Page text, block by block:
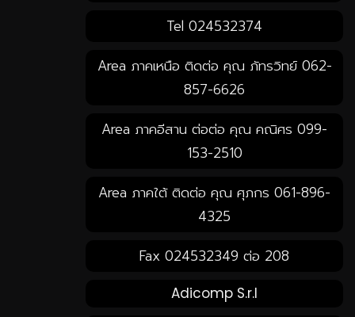
Tel 024532374
Area ภาคเหนือ ติดต่อ คุณ ภัทรวิทย์ 062-
857-6626
Area ภาคอีสาน ต่อต่อ คุณ คณิศร 099-
153-2510
Area ภาคใต้ ติดต่อ คุณ ศุภกร 061-896-
4325
Fax 024532349 ต่อ 208
Adicomp S.r.l